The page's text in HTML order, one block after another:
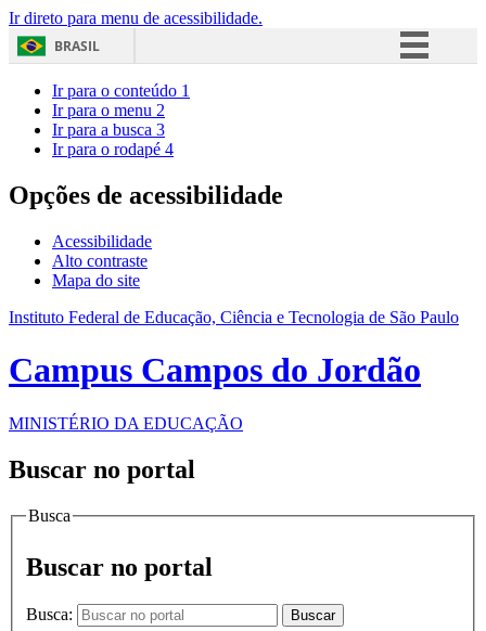
Ir direto para menu de acessibilidade.
BRASIL
Acesso à informação
Ir para o conteúdo 1
Ir para o menu 2
Ir para a busca 3
Ir para o rodapé 4
Opções de acessibilidade
Acessibilidade
Alto contraste
Mapa do site
Instituto Federal de Educação, Ciência e Tecnologia de São Paulo
Campus Campos do Jordão
MINISTÉRIO DA EDUCAÇÃO
Buscar no portal
Busca
Buscar no portal
Busca: Buscar